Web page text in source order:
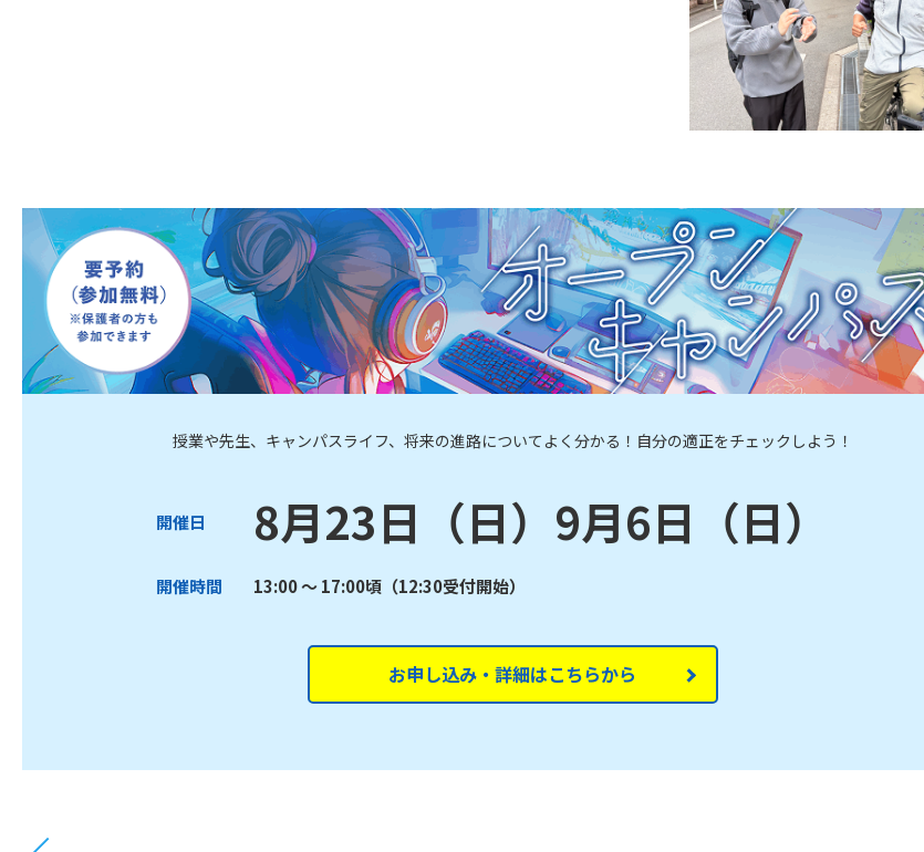
授業や先生、キャンパスライフ、将来の進路についてよく分かる！自分の適正をチェックしよう！
開催日 8月23日（日）9月6日（日）
開催時間 13:00 ～ 17:00頃（12:30受付開始）
お申し込み・詳細はこちらから